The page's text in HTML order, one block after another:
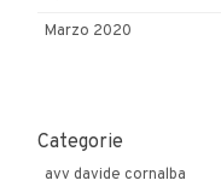
Marzo 2020
Categorie
avv davide cornalba